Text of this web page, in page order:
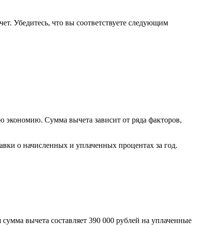
Убедитесь, что вы соответствуете следующим
Сумма вычета зависит от ряда факторов,
о начисленных и уплаченных процентах за год.
вычета составляет 390 000 рублей на уплаченные